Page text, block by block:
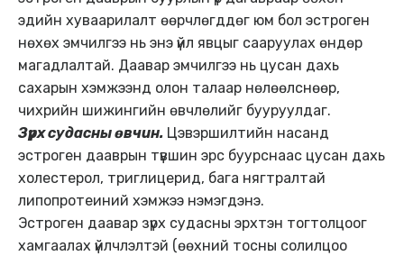
эдийн хуваарилалт өөрчлөгддөг юм бол эстроген
нөхөх эмчилгээ нь энэ үйл явцыг сааруулах өндөр
магадлалтай. Даавар эмчилгээ нь цусан дахь
сахарын хэмжээнд олон талаар нөлөөлснөөр,
чихрийн шижингийн өвчлөлийг бууруулдаг.
Зүрх судасны өвчин. Цэвэршилтийн насанд
эстроген дааврын түвшин эрс буурснаас цусан дахь
холестерол, триглицерид, бага нягтралтай
липопротеиний хэмжээ нэмэгдэнэ.
Эстроген даавар зүрх судасны эрхтэн тогтолцоог
хамгаалах үйлчлэлтэй (өөхний тосны солилцоо